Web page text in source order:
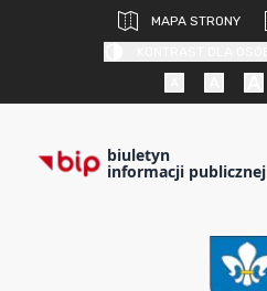
MAPA STRONY
biuletyn
informacji publicznej